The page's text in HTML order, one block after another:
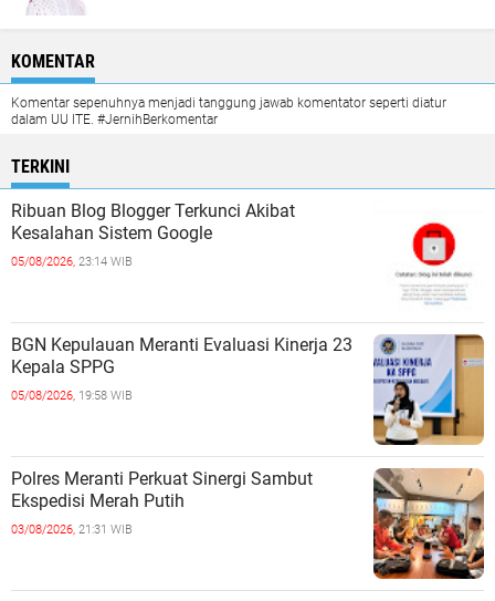
KOMENTAR
Komentar sepenuhnya menjadi tanggung jawab komentator seperti diatur
dalam UU ITE. #JernihBerkomentar
TERKINI
Ribuan Blog Blogger Terkunci Akibat
Kesalahan Sistem Google
05/08/2026, 23:14 WIB
BGN Kepulauan Meranti Evaluasi Kinerja 23
Kepala SPPG
05/08/2026, 19:58 WIB
Polres Meranti Perkuat Sinergi Sambut
Ekspedisi Merah Putih
03/08/2026, 21:31 WIB